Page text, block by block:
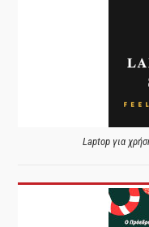
Laptop για